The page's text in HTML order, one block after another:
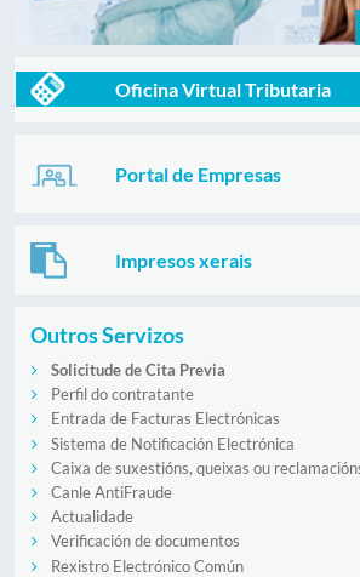
Oficina Virtual Tributaria
Portal de Empresas
Impresos xerais
Outros Servizos
Solicitude de Cita Previa
Perfil do contratante
Entrada de Facturas Electrónicas
Sistema de Notificación Electrónica
Caixa de suxestións, queixas ou
Canle AntiFraude
Actualidade
Verificación de documentos
Rexistro Electrónico Común